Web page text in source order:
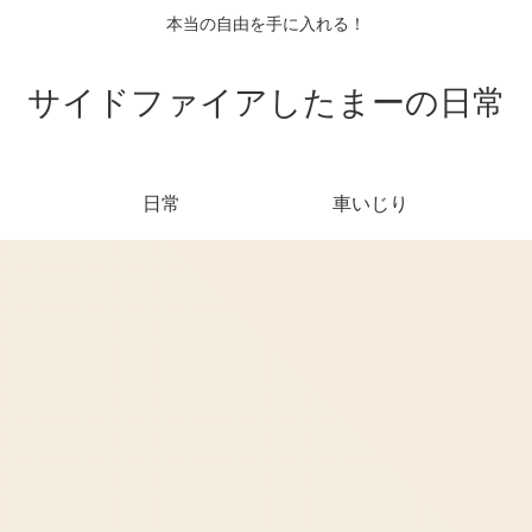
本当の自由を手に入れる！
サイドファイアしたまーの日常
日常 車いじり